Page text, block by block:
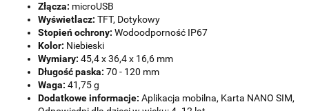
Złącza: microUSB
Wyświetlacz: TFT, Dotykowy
Stopień ochrony: Wodoodporność IP67
Kolor: Niebieski
Wymiary: 45,4 x 36,4 x 16,6 mm
Długość paska: 70 - 120 mm
Waga: 41,75 g
Dodatkowe informacje: Aplikacja mobilna, Karta NANO SIM,